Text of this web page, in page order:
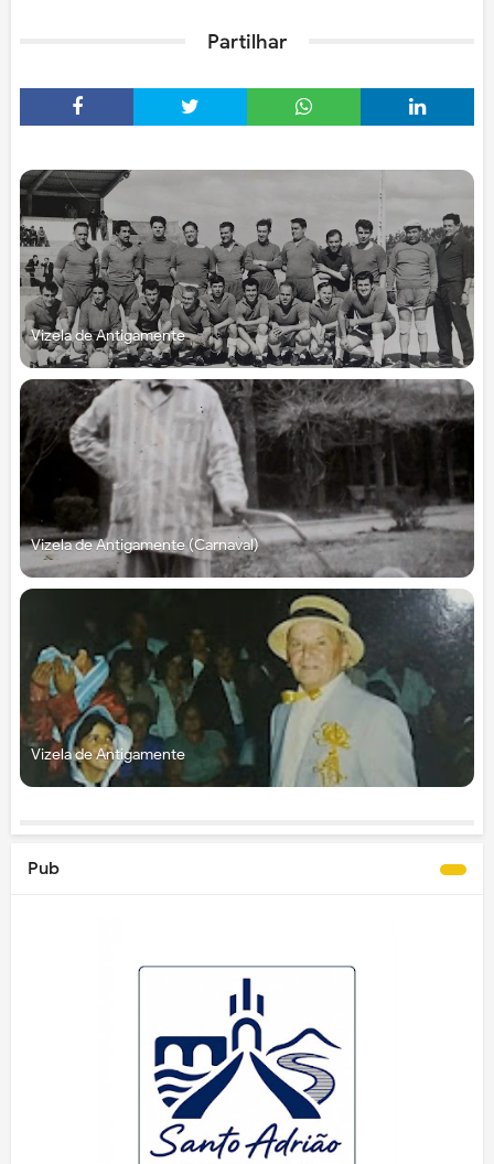
Partilhar
Vizela de Antigamente
Vizela de Antigamente (Carnaval)
Vizela de Antigamente
Pub